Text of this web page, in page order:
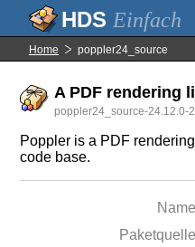
Einfach
Home poppler24_source
A PDF rendering
poppler24_source-24.12.0-
Poppler is a PDF
code base.
Name
Paketquelle